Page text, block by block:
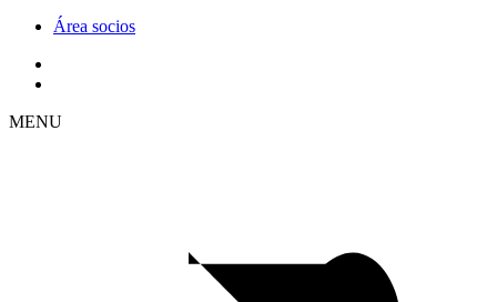
Área socios
MENU